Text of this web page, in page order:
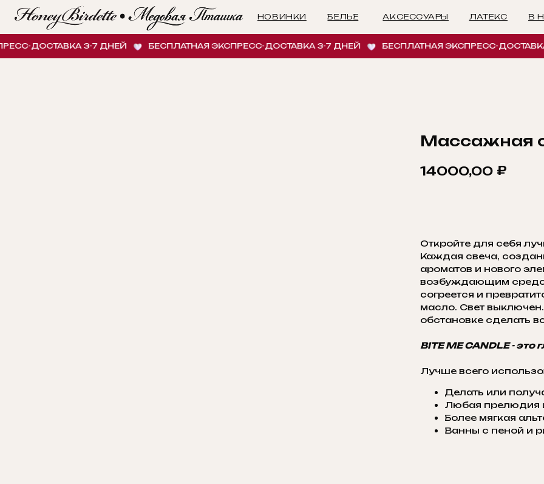
ЛАТЕКС
БЕЛЬЕ В НАЛИЧИИ
АКСЕССУАРЫ
НОВИНКИ
ДОСТАВКА 3-7 ДНЕЙ БЕСПЛАТНАЯ ЭКСПРЕСС-ДОСТАВКА 3-7 ДНЕЙ БЕСПЛАТНАЯ ЭКСПРЕСС-ДОСТАВКА
Массажная
14000,00 ₽
Откройте для себя
Каждая свеча,
ароматов и нового
возбуждающим
согреется и
масло. Свет
обстановке сделать
BITE ME CANDLE -
Лучше всего
Делать или
Любая прелюдия
Более мягкая
Ванны с пеной и